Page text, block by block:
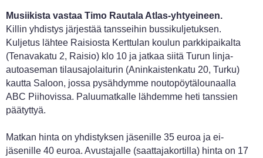
Musiikista vastaa Timo Rautala Atlas-yhtyeineen.
Killin yhdistys järjestää tansseihin bussikuljetuksen.
Kuljetus lähtee Raisiosta Kerttulan koulun parkkipaikalta
(Tenavakatu 2, Raisio) klo 10 ja jatkaa siitä Turun linja-
autoaseman tilausajolaiturin (Aninkaistenkatu 20, Turku)
kautta Saloon, jossa pysähdymme noutopöytälounaalla
ABC Piihovissa. Paluumatkalle lähdemme heti tanssien
päätyttyä.
Matkan hinta on yhdistyksen jäsenille 35 euroa ja ei-
jäsenille 40 euroa. Avustajalle (saattajakortilla) hinta on 17